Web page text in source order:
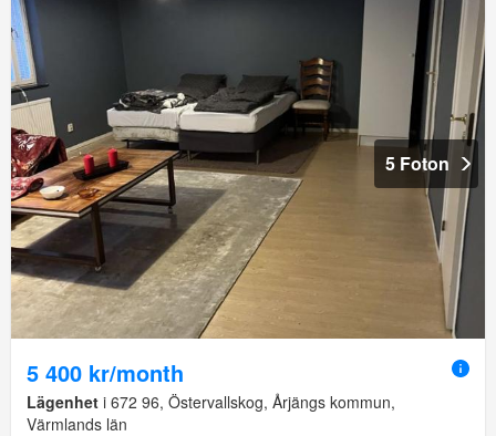
5 Foton
5 400 kr/month
Lägenhet i 672 96, Östervallskog, Årjängs kommun,
Värmlands län